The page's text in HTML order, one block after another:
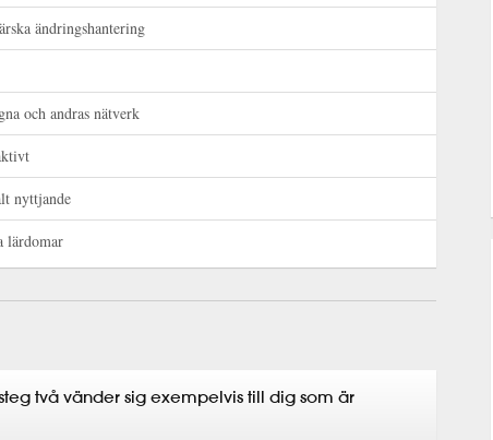
ändringshantering
och andras nätverk
nyttjande
lärdomar
två vänder sig exempelvis till dig som är